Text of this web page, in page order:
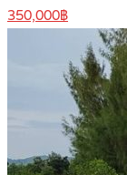
350,000฿